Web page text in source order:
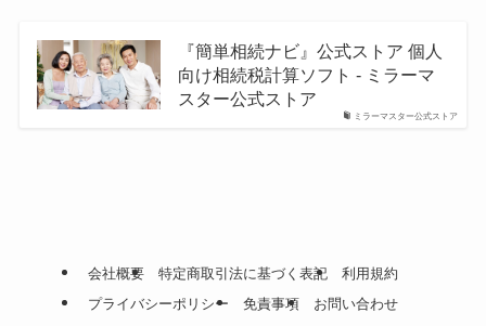
ミラーマスター公式ストア
『簡単相続ナビ』公式ストア 個人
向け相続税計算ソフト - ミラーマ
スター公式ストア
会社概要 特定商取引法に基づく表記
利用規約
プライバシーポリシー
免責事項
お問い合わせ